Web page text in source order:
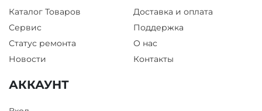
Каталог Товаров
Доставка и оплата
Сервис
Поддержка
Статус ремонта
О нас
Новости
Контакты
АККАУНТ